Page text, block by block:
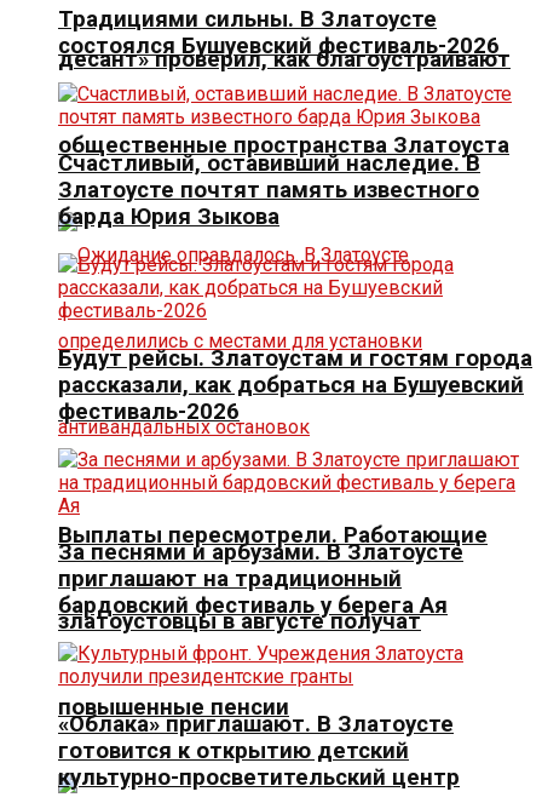
десант» проверил, как благоустраивают
общественные пространства Златоуста
Выплаты пересмотрели. Работающие
златоустовцы в августе получат
повышенные пенсии
Традициями сильны. В Златоусте
состоялся Бушуевский фестиваль-2026
Счастливый, оставивший наследие. В
Златоусте почтят память известного
барда Юрия Зыкова
Будут рейсы. Златоустам и гостям города
рассказали, как добраться на Бушуевский
фестиваль-2026
За песнями и арбузами. В Златоусте
приглашают на традиционный
бардовский фестиваль у берега Ая
«Облака» приглашают. В Златоусте
готовится к открытию детский
культурно-просветительский центр